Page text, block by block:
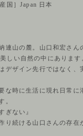
国］Japan 日本
連山の麓。山口和宏さん
しい自然の中にあります
デザイン先行ではなく、
な時に生活に現れ日常に
。
ぎない』
り続ける山口さんの存在